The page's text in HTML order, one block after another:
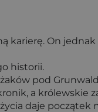
karierę. On
historii.
pod
a królewskie
daje początek